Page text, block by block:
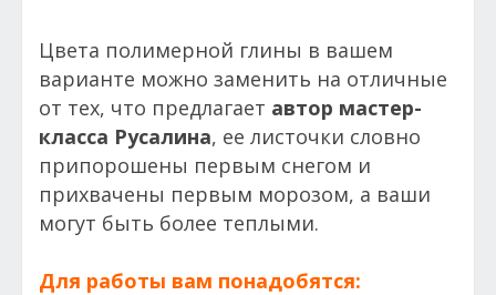
Цвета полимерной глины в вашем
варианте можно заменить на отличные
от тех, что предлагает автор мастер-
класса Русалина, ее листочки словно
припорошены первым снегом и
прихвачены первым морозом, а ваши
могут быть более теплыми.
Для работы вам понадобятся: